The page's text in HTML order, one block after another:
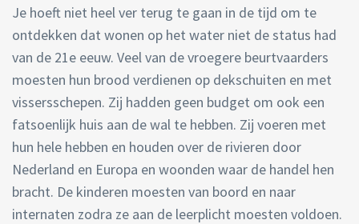
Je hoeft niet heel ver terug te gaan in de tijd om te
ontdekken dat wonen op het water niet de status had
van de 21e eeuw. Veel van de vroegere beurtvaarders
moesten hun brood verdienen op dekschuiten en met
vissersschepen. Zij hadden geen budget om ook een
fatsoenlijk huis aan de wal te hebben. Zij voeren met
hun hele hebben en houden over de rivieren door
Nederland en Europa en woonden waar de handel hen
bracht. De kinderen moesten van boord en naar
internaten zodra ze aan de leerplicht moesten voldoen.